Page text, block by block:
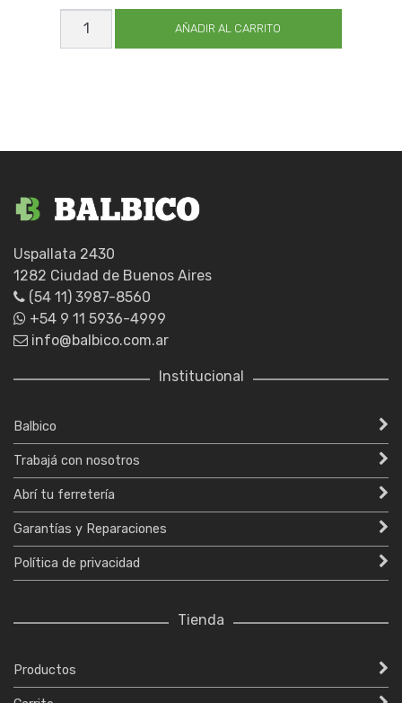
CALISUAR
EXPERT_GUIA
21
AÑADIR AL CARRITO
Uspallata 2430
1282 Ciudad de Buenos Aires
(54 11) 3987-8560
+54 9 11 5936-4999
info@balbico.com.ar
Institucional
Balbico
Trabajá con nosotros
Abrí tu ferretería
Garantías y Reparaciones
Política de privacidad
Tienda
Productos